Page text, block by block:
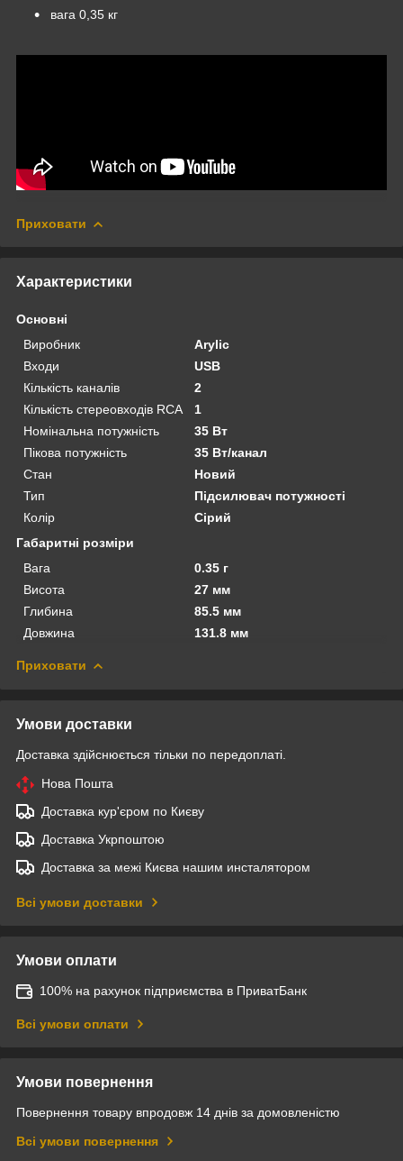
вага 0,35 кг
Приховати
Характеристики
Основні
Виробник
Arylic
Входи
USB
Кількість каналів
2
Кількість стереовходів RCA
1
Номінальна потужність
35 Вт
Пікова потужність
35 Вт/канал
Стан
Новий
Тип
Підсилювач потужності
Колір
Сірий
Габаритні розміри
Вага
0.35 г
Висота
27 мм
Глибина
85.5 мм
Довжина
131.8 мм
Приховати
Умови доставки
Доставка здійснюється тільки по передоплаті.
Нова Пошта
Доставка кур'єром по Києву
Доставка Укрпоштою
Доставка за межі Києва нашим инсталятором
Всі умови доставки
Умови оплати
100% на рахунок підприємства в ПриватБанк
Всі умови оплати
Умови повернення
Повернення товару впродовж 14 днів за домовленістю
Всі умови повернення